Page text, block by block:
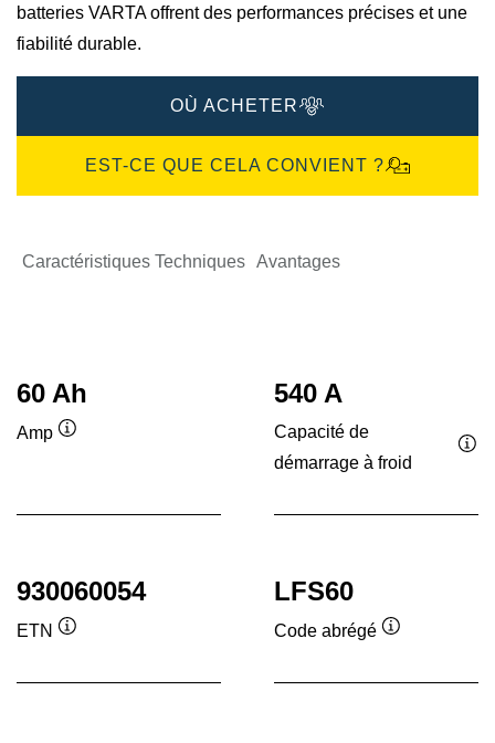
batteries VARTA offrent des performances précises et une
fiabilité durable.​
OÙ ACHETER
EST-CE QUE CELA CONVIENT ?
Caractéristiques Techniques Avantages
60 Ah
Amp
540 A
Capacité de
démarrage à froid
930060054
ETN
LFS60
Code abrégé